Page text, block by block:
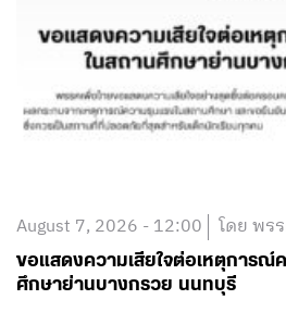
August 7, 2026 - 12:00 โดย พร
ขอแสดงความเสียใจต่อเหตุการณ์
ศึกษาย่านบางกรวย นนทบุรี